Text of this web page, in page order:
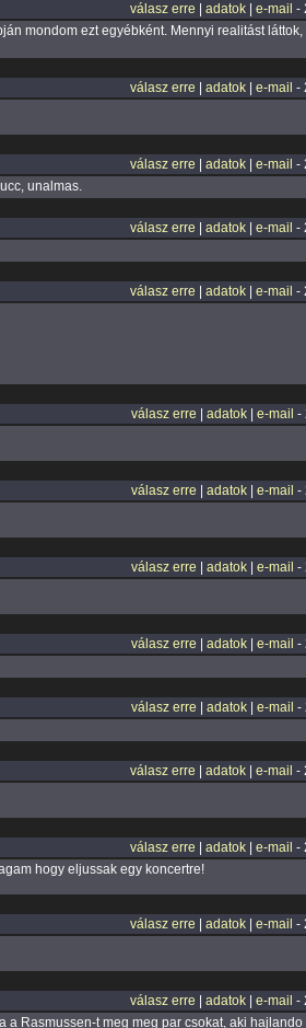
válasz erre adatok| e-mail -
mondom ezt egyébként. Mennyi realitást
válasz erre adatok| e-mail -
válasz erre adatok| e-mail -
unalmas.
válasz erre adatok| e-mail -
válasz erre adatok| e-mail -
válasz erre adatok| e-mail -
válasz erre adatok| e-mail -
válasz erre adatok| e-mail -
válasz erre adatok| e-mail -
válasz erre adatok| e-mail -
válasz erre adatok| e-mail -
válasz erre adatok| e-mail -
hogy eljussak egy koncertre!
válasz erre adatok| e-mail -
válasz erre adatok| e-mail -
a Rasmussen-t meg meg par csokat, aki